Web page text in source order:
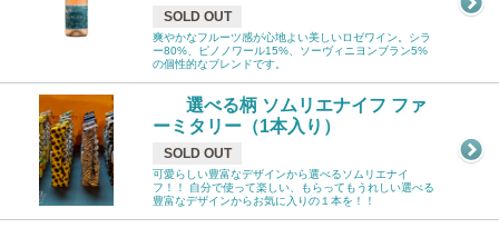
SOLD OUT
爽やかなフルーツ感が心地よい美しいロゼワイン。シラ
ー80%、ピノノワール15%、ソーヴィニヨンブラン5%
の個性的なブレンドです。
選べる柄 ソムリエナイフ ファ
ーミタリー（1本入り）
SOLD OUT
可愛らしい豊富なデザインから選べるソムリエナイ
フ！！ 自分で使って楽しい、もらってもうれしい選べる
豊富なデザインからお気に入りの１本を！！